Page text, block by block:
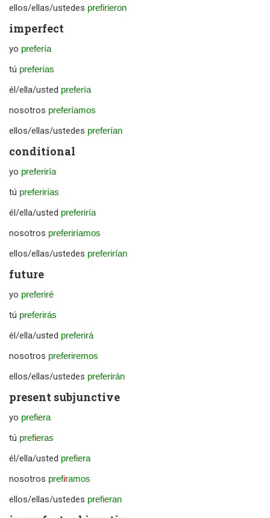
ellos/ellas/ustedes prefirieron
imperfect
yo prefería
tú preferías
él/ella/usted prefería
nosotros preferíamos
ellos/ellas/ustedes preferían
conditional
yo preferiría
tú preferirías
él/ella/usted preferiría
nosotros preferiríamos
ellos/ellas/ustedes preferirían
future
yo preferiré
tú preferirás
él/ella/usted preferirá
nosotros preferiremos
ellos/ellas/ustedes preferirán
present subjunctive
yo prefiera
tú prefieras
él/ella/usted prefiera
nosotros prefiramos
ellos/ellas/ustedes prefieran